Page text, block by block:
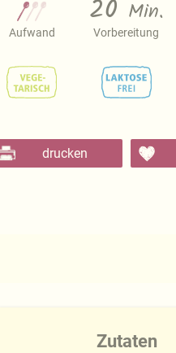
Aufwand
20 Min.
Vorbereitung
drucken
Zutaten